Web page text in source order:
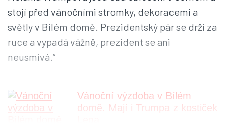
stojí před vánočními stromky, dekoracemi a
světly v Bílém domě. Prezidentský pár se drží za
ruce a vypadá vážně, prezident se ani
neusmívá.“
Vánoční výzdoba v Bílém
domě. Mají i Trumpa z kostiček